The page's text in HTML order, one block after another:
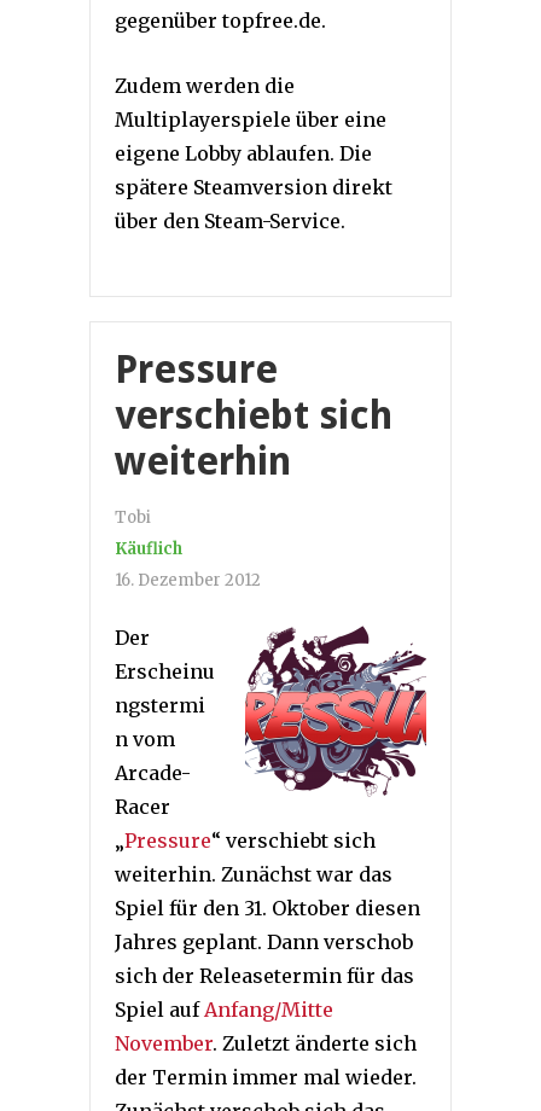
gegenüber topfree.de.
Zudem werden die
Multiplayerspiele über eine
eigene Lobby ablaufen. Die
spätere Steamversion direkt
über den Steam-Service.
Pressure
verschiebt sich
weiterhin
Tobi
Käuflich
16. Dezember 2012
Der
Erscheinu
ngstermi
n vom
Arcade-
Racer
„Pressure“ verschiebt sich
weiterhin. Zunächst war das
Spiel für den 31. Oktober diesen
Jahres geplant. Dann verschob
sich der Releasetermin für das
Spiel auf Anfang/Mitte
November. Zuletzt änderte sich
der Termin immer mal wieder.